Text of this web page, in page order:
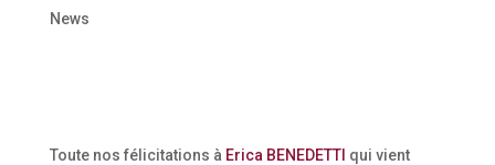
News
Toute nos félicitations à Erica BENEDETTI qui vient